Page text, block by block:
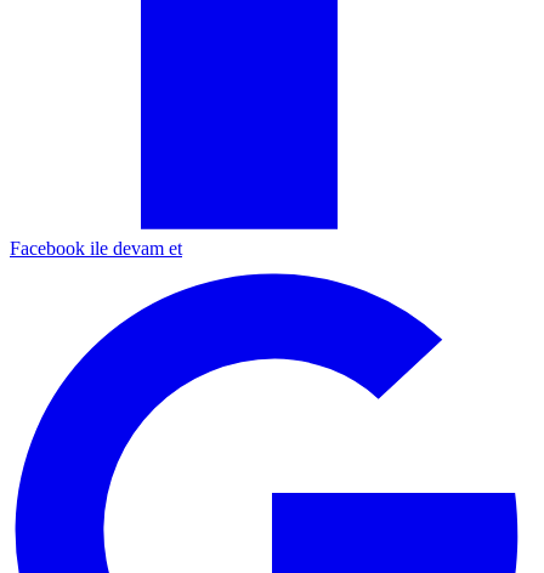
Facebook ile devam et